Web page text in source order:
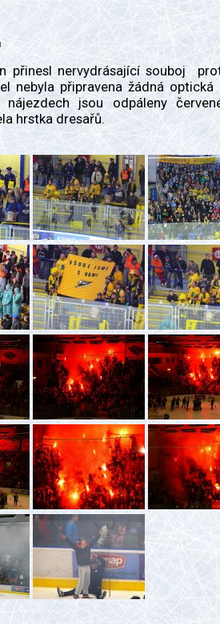
přinesl nervydrásající souboj
nebyla připravena žádná optická
nájezdech jsou odpáleny
hrstka dresařů.